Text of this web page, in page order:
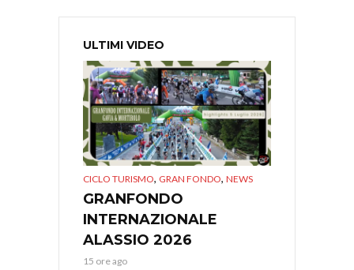
ULTIMI VIDEO
CICLO TURISMO, GRAN FONDO, NEWS
GRANFONDO
INTERNAZIONALE
ALASSIO 2026
15 ore ago